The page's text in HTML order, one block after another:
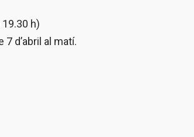
h)
7 d’abril al matí.